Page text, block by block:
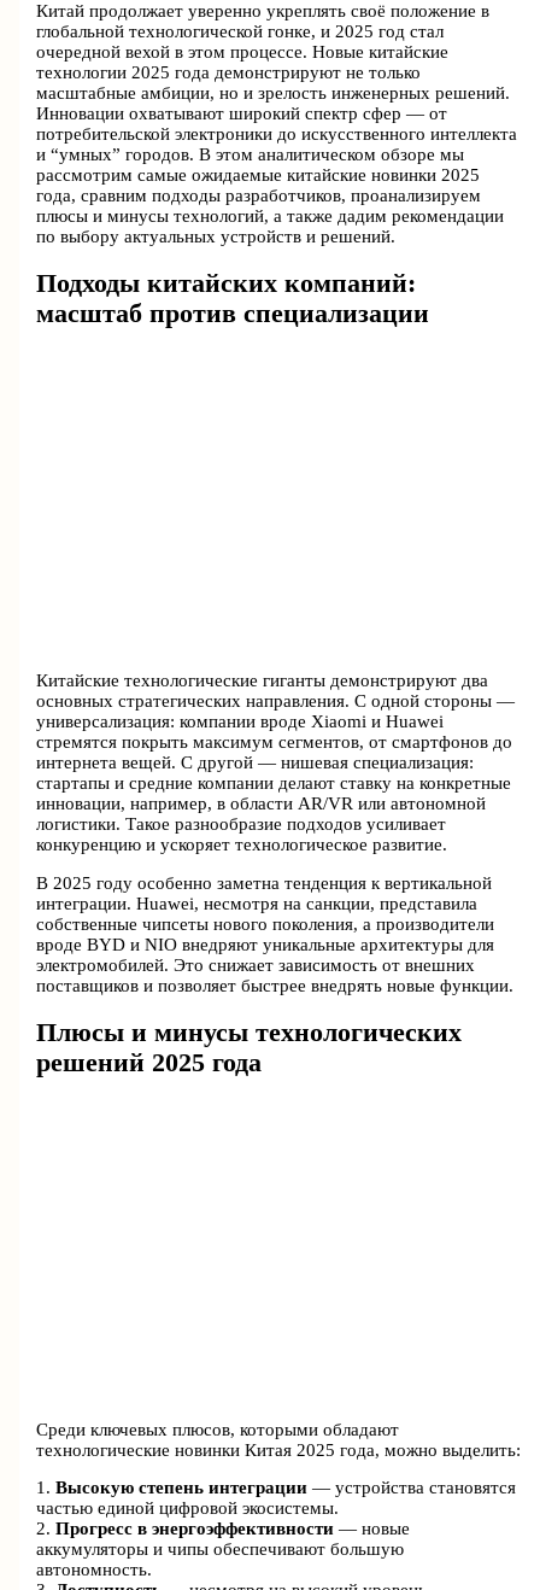
Китай продолжает уверенно укреплять своё положение в
глобальной технологической гонке, и 2025 год стал
очередной вехой в этом процессе. Новые китайские
технологии 2025 года демонстрируют не только
масштабные амбиции, но и зрелость инженерных решений.
Инновации охватывают широкий спектр сфер — от
потребительской электроники до искусственного интеллекта
и “умных” городов. В этом аналитическом обзоре мы
рассмотрим самые ожидаемые китайские новинки 2025
года, сравним подходы разработчиков, проанализируем
плюсы и минусы технологий, а также дадим рекомендации
по выбору актуальных устройств и решений.
Подходы китайских компаний:
масштаб против специализации
Китайские технологические гиганты демонстрируют два
основных стратегических направления. С одной стороны —
универсализация: компании вроде Xiaomi и Huawei
стремятся покрыть максимум сегментов, от смартфонов до
интернета вещей. С другой — нишевая специализация:
стартапы и средние компании делают ставку на конкретные
инновации, например, в области AR/VR или автономной
логистики. Такое разнообразие подходов усиливает
конкуренцию и ускоряет технологическое развитие.
В 2025 году особенно заметна тенденция к вертикальной
интеграции. Huawei, несмотря на санкции, представила
собственные чипсеты нового поколения, а производители
вроде BYD и NIO внедряют уникальные архитектуры для
электромобилей. Это снижает зависимость от внешних
поставщиков и позволяет быстрее внедрять новые функции.
Плюсы и минусы технологических
решений 2025 года
Среди ключевых плюсов, которыми обладают
технологические новинки Китая 2025 года, можно выделить:
1.Высокую степень интеграции — устройства становятся
частью единой цифровой экосистемы.
2.Прогресс в энергоэффективности — новые
аккумуляторы и чипы обеспечивают большую
автономность.